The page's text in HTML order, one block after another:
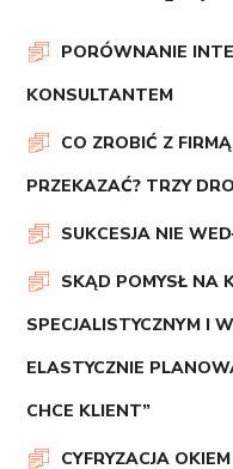
PORÓWNANIE
KONSULTANTEM
CO ZROBIĆ Z
PRZEKAZAĆ? TRZY
SUKCESJA NIE
SKĄD POMYSŁ NA
SPECJALISTYCZNYM I
ELASTYCZNIE
CHCE KLIENT”
CYFRYZACJA